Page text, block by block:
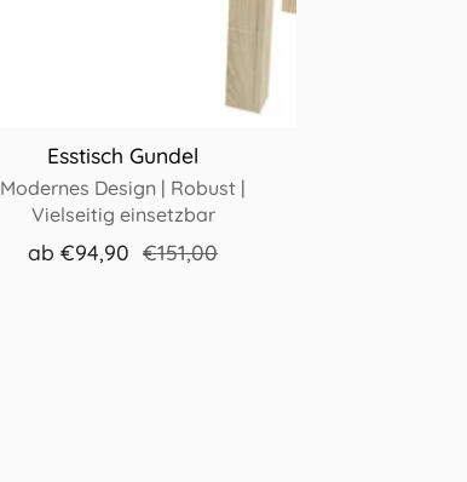
Esstisch Gundel
Modernes Design | Robust |
Vielseitig einsetzbar
ab €94,90 €151,00